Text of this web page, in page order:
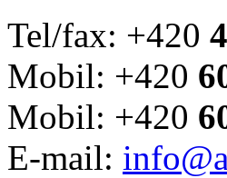
Tel/fax: +420
Mobil: +420
Mobil: +420
E-mail: